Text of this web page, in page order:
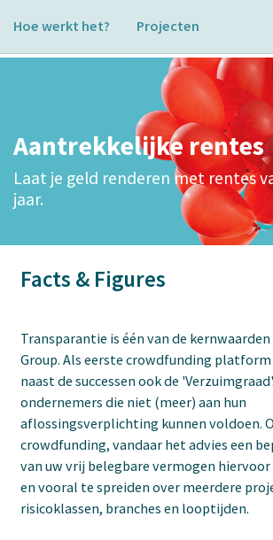
Hoe werkt het? Projecten
Aantrekkelijke rentes
Laat je geld renderen met rentes
jaar.
Facts & Figures
Transparantie is één van de kernwaarden
Group. Als eerste crowdfunding
naast de successen ook de
ondernemers die niet (meer) aan hun
aflossingsverplichting kunnen voldoen.
crowdfunding, vandaar het advies een
van uw vrij belegbare vermogen
en vooral te spreiden over meerdere
risicoklassen, branches en looptijden.